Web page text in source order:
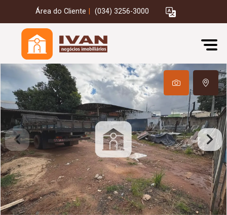
Área do Cliente (034) 3256-3000